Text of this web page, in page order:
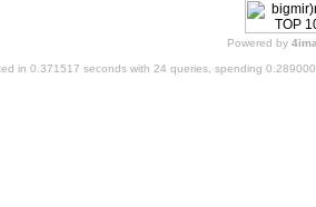
Powered by
in 0.371517 seconds with 24 queries, spending